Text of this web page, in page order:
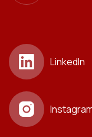
LinkedIn